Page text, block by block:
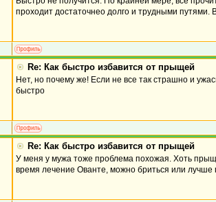
проходит достаточнео долго и трудными путями.
Re: Как быстро избавится от прыщей
Нет, но почему же! Если не все так страшно и
быстро
Re: Как быстро избавится от прыщей
У меня у мужа тоже проблема похожая. Хоть
время лечение Ованте, можно бриться или лучше